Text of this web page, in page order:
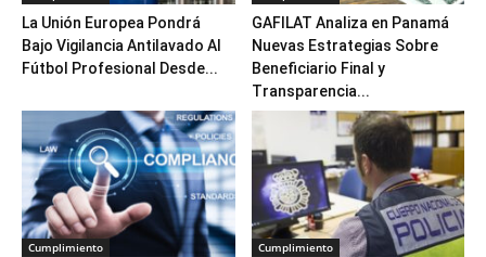
La Unión Europea Pondrá
Bajo Vigilancia Antilavado Al
Fútbol Profesional Desde...
GAFILAT Analiza en Panamá
Nuevas Estrategias Sobre
Beneficiario Final y
Transparencia...
Cumplimiento Cumplimiento